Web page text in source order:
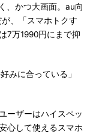
、かつ大画面。au向
、「スマホトクす
7万1990円にまで抑
みに合っている」
ーザーはハイスペッ
心して使えるスマホ